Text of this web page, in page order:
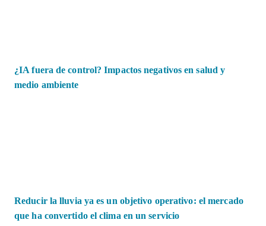
¿IA fuera de control? Impactos negativos en salud y
medio ambiente
Reducir la lluvia ya es un objetivo operativo: el mercado
que ha convertido el clima en un servicio